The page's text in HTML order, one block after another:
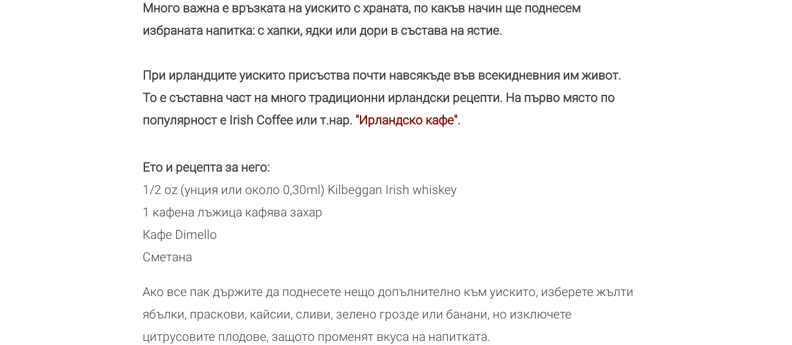
Много важна е връзката на уискито с храната, по какъв начин ще поднесем
избраната напитка: с хапки, ядки или дори в състава на ястие.
При ирландците уискито присъства почти навсякъде във всекидневния им живот.
То е съставна част на много традиционни ирландски рецепти. На първо място по
популярност е Irish Coffee или т.нар. "Ирландско кафе".
Ето и рецепта за него:
1/2 oz (унция или около 0,30ml) Kilbeggan Irish whiskey
1 кафена лъжица кафява захар
Кафе Dimello
Сметана
Ако все пак държите да поднесете нещо допълнително към уискито, изберете жълти
ябълки, праскови, кайсии, сливи, зелено грозде или банани, но изключете
цитрусовите плодове, защото променят вкуса на напитката.